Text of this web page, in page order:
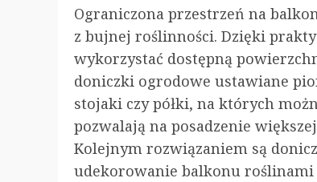
Ograniczona przestrzeń na
z bujnej roślinności. Dzięki
wykorzystać dostępną
doniczki ogrodowe ustawiane
stojaki czy półki, na których
pozwalają na posadzenie
Kolejnym rozwiązaniem są
udekorowanie balkonu roślinami